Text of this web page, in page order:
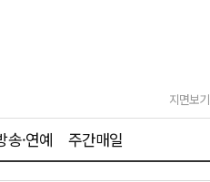
지면보기
송·연예 주간매일